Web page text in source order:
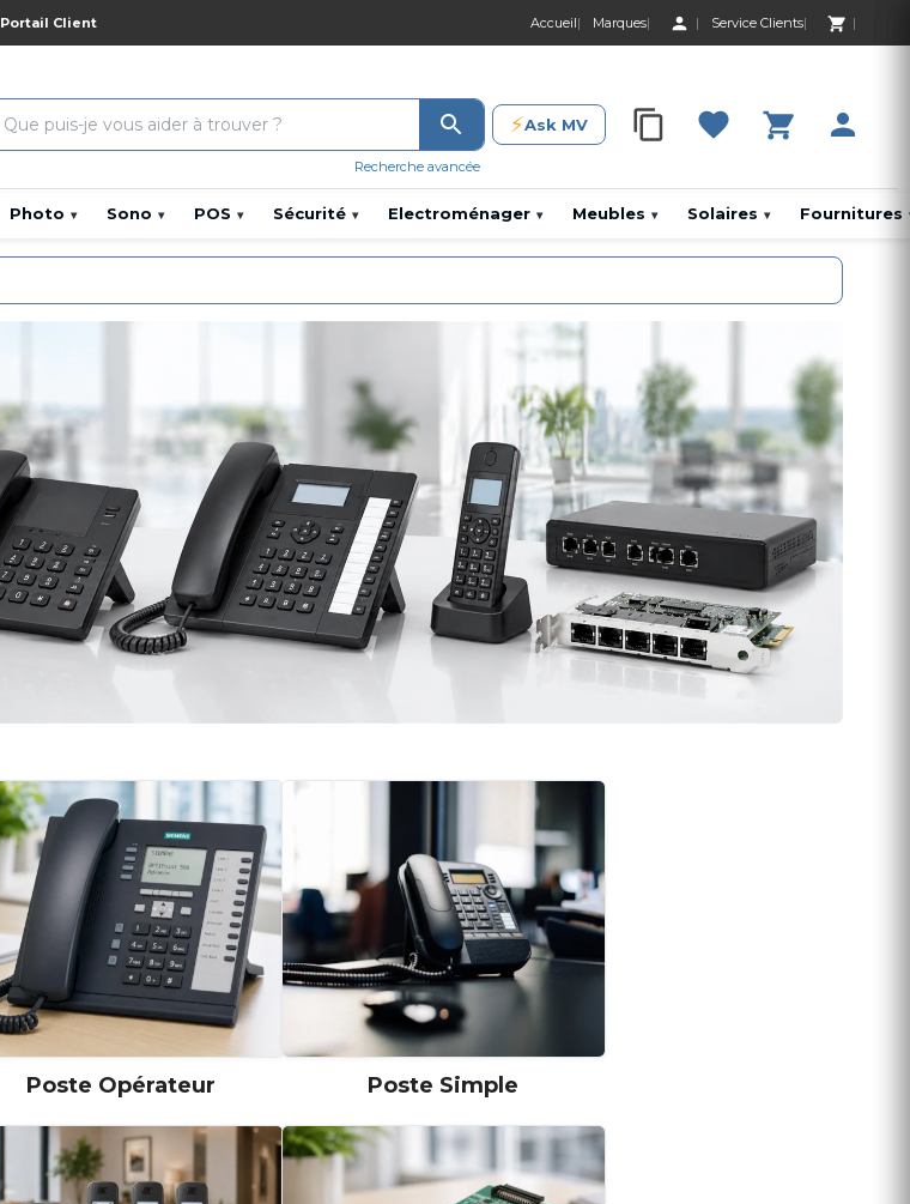
Portail Client Accueil Marques Service Clients
0 Produit 0,00
Recherche avancée
⚡Ask MV 0 Produit 0,00 DH
Photo ▾ Sono ▾ POS ▾ Sécurité ▾ Electroménager ▾ Meubles ▾ Solaires ▾ Fournitures
Poste Opérateur Poste Simple